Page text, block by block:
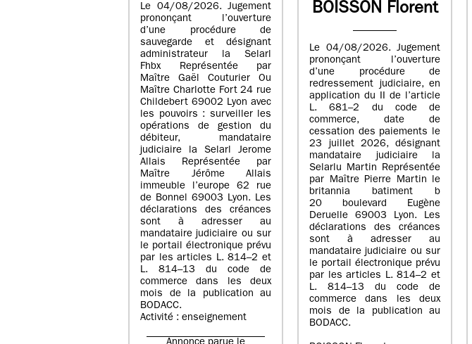
Le 04/08/2026. Jugement
prononçant l’ouverture
d’une procédure de
sauvegarde et désignant
administrateur la Selarl
Fhbx Représentée par
Maître Gaël Couturier Ou
Maître Charlotte Fort 24 rue
Childebert 69002 Lyon avec
les pouvoirs : surveiller les
opérations de gestion du
débiteur, mandataire
judiciaire la Selarl Jerome
Allais Représentée par
Maître Jérôme Allais
immeuble l’europe 62 rue
de Bonnel 69003 Lyon. Les
déclarations des créances
sont à adresser au
mandataire judiciaire ou sur
le portail électronique prévu
par les articles L. 814–2 et
L. 814–13 du code de
commerce dans les deux
mois de la publication au
BODACC.
Activité : enseignement
BOISSON Florent
Le 04/08/2026. Jugement
prononçant l’ouverture
d’une procédure de
redressement judiciaire, en
application du II de l’article
L. 681–2 du code de
commerce, date de
cessation des paiements le
23 juillet 2026, désignant
mandataire judiciaire la
Selarlu Martin Représentée
par Maître Pierre Martin le
britannia batiment b
20 boulevard Eugène
Deruelle 69003 Lyon. Les
déclarations des créances
sont à adresser au
mandataire judiciaire ou sur
le portail électronique prévu
par les articles L. 814–2 et
L. 814–13 du code de
commerce dans les deux
mois de la publication au
BODACC.